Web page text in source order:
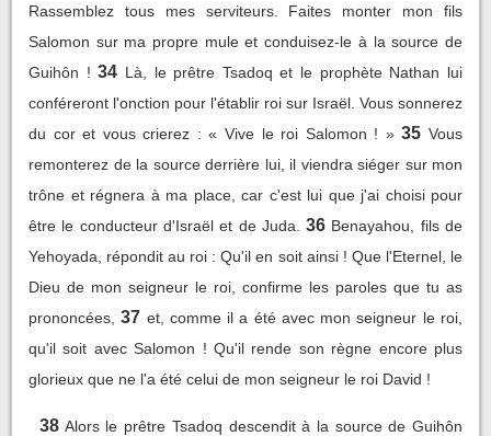
Rassemblez tous mes serviteurs. Faites monter mon fils
Salomon sur ma propre mule et conduisez-le à la source de
Guihôn ! 34 Là, le prêtre Tsadoq et le prophète Nathan lui
conféreront l'onction pour l'établir roi sur Israël. Vous sonnerez
du cor et vous crierez : « Vive le roi Salomon ! » 35 Vous
remonterez de la source derrière lui, il viendra siéger sur mon
trône et régnera à ma place, car c'est lui que j'ai choisi pour
être le conducteur d'Israël et de Juda.
36 Benayahou, fils de
Yehoyada, répondit au roi : Qu'il en soit ainsi ! Que l'Eternel, le
Dieu de mon seigneur le roi, confirme les paroles que tu as
prononcées, 37 et, comme il a été avec mon seigneur le roi,
qu'il soit avec Salomon ! Qu'il rende son règne encore plus
glorieux que ne l'a été celui de mon seigneur le roi David !
38 Alors le prêtre Tsadoq descendit à la source de Guihôn